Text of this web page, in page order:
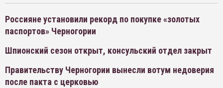
Россияне установили рекорд по покупке «золотых
паспортов» Черногории
Шпионский сезон открыт, консульский отдел закрыт
Правительству Черногории вынесли вотум недоверия
после пакта с церковью